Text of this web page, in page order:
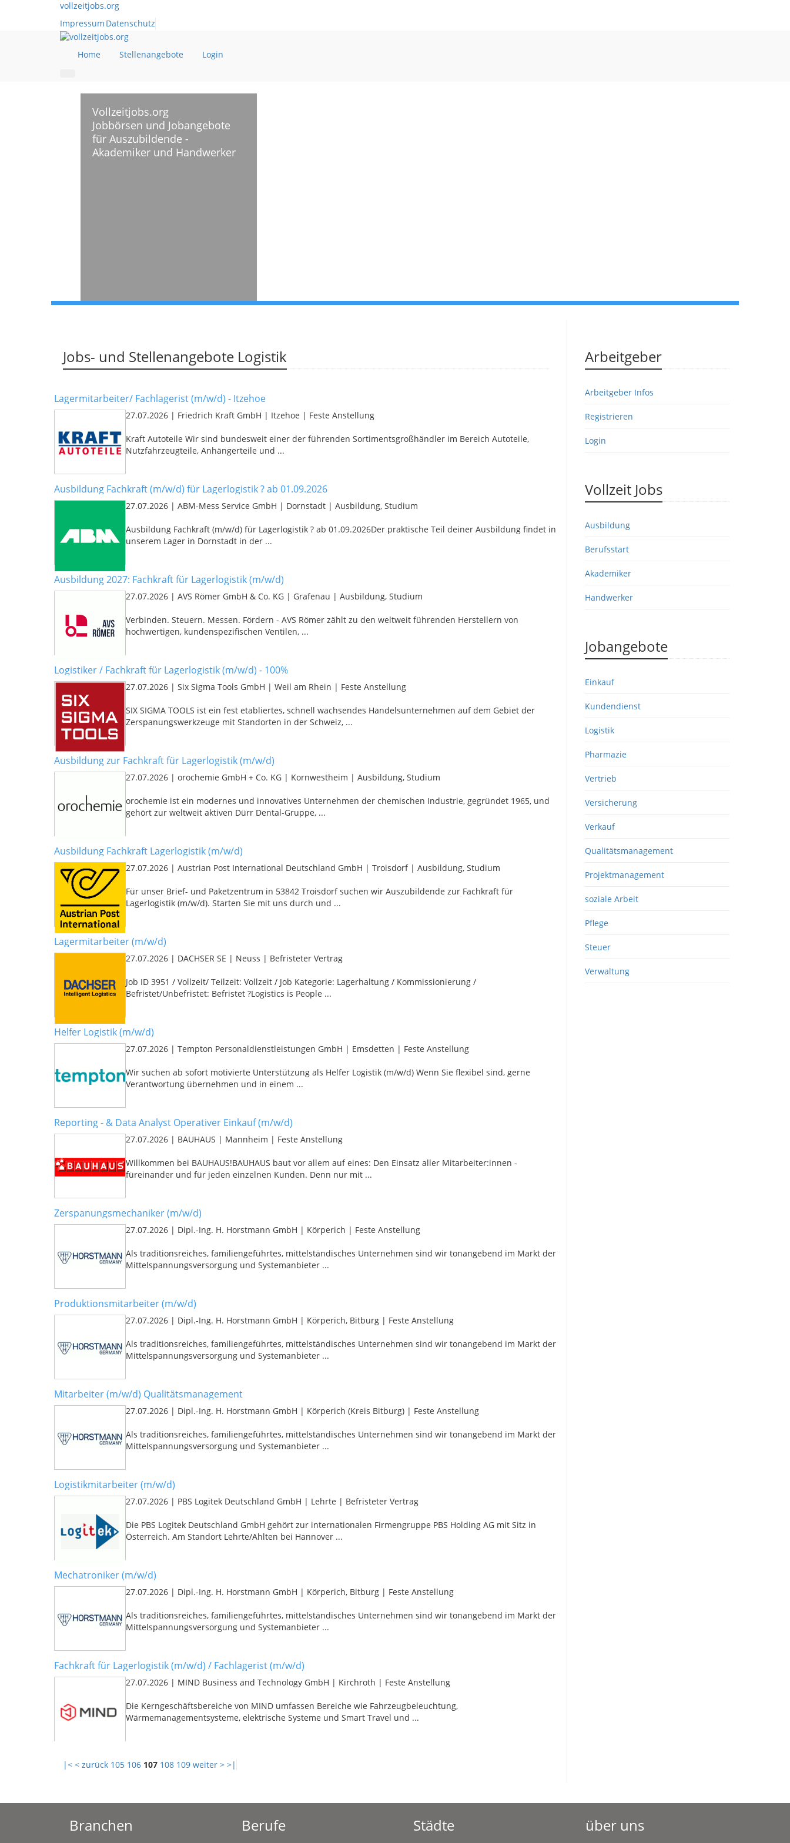
vollzeitjobs.org
Impressum Datenschutz
Home Stellenangebote Login
Vollzeitjobs.org
Jobbörsen und Jobangebote
für Auszubildende -
Akademiker und Handwerker
Jobs- und Stellenangebote Logistik
Lagermitarbeiter/ Fachlagerist (m/w/d) - Itzehoe
27.07.2026 | Friedrich Kraft GmbH | Itzehoe | Feste Anstellung
Kraft Autoteile Wir sind bundesweit einer der führenden Sortimentsgroßhändler im Bereich Autoteile,
Nutzfahrzeugteile, Anhängerteile und ...
Ausbildung Fachkraft (m/w/d) für Lagerlogistik ? ab 01.09.2026
27.07.2026 | ABM-Mess Service GmbH | Dornstadt | Ausbildung, Studium
Ausbildung Fachkraft (m/w/d) für Lagerlogistik ? ab 01.09.2026Der praktische Teil deiner Ausbildung findet in
unserem Lager in Dornstadt in der ...
Ausbildung 2027: Fachkraft für Lagerlogistik (m/w/d)
27.07.2026 | AVS Römer GmbH & Co. KG | Grafenau | Ausbildung, Studium
Verbinden. Steuern. Messen. Fördern - AVS Römer zählt zu den weltweit führenden Herstellern von
hochwertigen, kundenspezifischen Ventilen, ...
Logistiker / Fachkraft für Lagerlogistik (m/w/d) - 100%
27.07.2026 | Six Sigma Tools GmbH | Weil am Rhein | Feste Anstellung
SIX SIGMA TOOLS ist ein fest etabliertes, schnell wachsendes Handelsunternehmen auf dem Gebiet der
Zerspanungswerkzeuge mit Standorten in der Schweiz, ...
Ausbildung zur Fachkraft für Lagerlogistik (m/w/d)
27.07.2026 | orochemie GmbH + Co. KG | Kornwestheim | Ausbildung, Studium
orochemie ist ein modernes und innovatives Unternehmen der chemischen Industrie, gegründet 1965, und
gehört zur weltweit aktiven Dürr Dental-Gruppe, ...
Ausbildung Fachkraft Lagerlogistik (m/w/d)
27.07.2026 | Austrian Post International Deutschland GmbH | Troisdorf | Ausbildung, Studium
Für unser Brief- und Paketzentrum in 53842 Troisdorf suchen wir Auszubildende zur Fachkraft für
Lagerlogistik (m/w/d). Starten Sie mit uns durch und ...
Lagermitarbeiter (m/w/d)
27.07.2026 | DACHSER SE | Neuss | Befristeter Vertrag
Job ID 3951 / Vollzeit/ Teilzeit: Vollzeit / Job Kategorie: Lagerhaltung / Kommissionierung /
Befristet/Unbefristet: Befristet ?Logistics is People ...
Helfer Logistik (m/w/d)
27.07.2026 | Tempton Personaldienstleistungen GmbH | Emsdetten | Feste Anstellung
Wir suchen ab sofort motivierte Unterstützung als Helfer Logistik (m/w/d) Wenn Sie flexibel sind, gerne
Verantwortung übernehmen und in einem ...
Reporting - & Data Analyst Operativer Einkauf (m/w/d)
27.07.2026 | BAUHAUS | Mannheim | Feste Anstellung
Willkommen bei BAUHAUS!BAUHAUS baut vor allem auf eines: Den Einsatz aller Mitarbeiter:innen -
füreinander und für jeden einzelnen Kunden. Denn nur mit ...
Zerspanungsmechaniker (m/w/d)
27.07.2026 | Dipl.-Ing. H. Horstmann GmbH | Körperich | Feste Anstellung
Als traditionsreiches, familiengeführtes, mittelständisches Unternehmen sind wir tonangebend im Markt der
Mittelspannungsversorgung und Systemanbieter ...
Produktionsmitarbeiter (m/w/d)
27.07.2026 | Dipl.-Ing. H. Horstmann GmbH | Körperich, Bitburg | Feste Anstellung
Als traditionsreiches, familiengeführtes, mittelständisches Unternehmen sind wir tonangebend im Markt der
Mittelspannungsversorgung und Systemanbieter ...
Mitarbeiter (m/w/d) Qualitätsmanagement
27.07.2026 | Dipl.-Ing. H. Horstmann GmbH | Körperich (Kreis Bitburg) | Feste Anstellung
Als traditionsreiches, familiengeführtes, mittelständisches Unternehmen sind wir tonangebend im Markt der
Mittelspannungsversorgung und Systemanbieter ...
Logistikmitarbeiter (m/w/d)
27.07.2026 | PBS Logitek Deutschland GmbH | Lehrte | Befristeter Vertrag
Die PBS Logitek Deutschland GmbH gehört zur internationalen Firmengruppe PBS Holding AG mit Sitz in
Österreich. Am Standort Lehrte/Ahlten bei Hannover ...
Mechatroniker (m/w/d)
27.07.2026 | Dipl.-Ing. H. Horstmann GmbH | Körperich, Bitburg | Feste Anstellung
Als traditionsreiches, familiengeführtes, mittelständisches Unternehmen sind wir tonangebend im Markt der
Mittelspannungsversorgung und Systemanbieter ...
Fachkraft für Lagerlogistik (m/w/d) / Fachlagerist (m/w/d)
27.07.2026 | MIND Business and Technology GmbH | Kirchroth | Feste Anstellung
Die Kerngeschäftsbereiche von MIND umfassen Bereiche wie Fahrzeugbeleuchtung,
Wärmemanagementsysteme, elektrische Systeme und Smart Travel und ...
|< < zurück 105 106 107 108 109 weiter > >|
Arbeitgeber
Arbeitgeber Infos
Registrieren
Login
Vollzeit Jobs
Ausbildung
Berufsstart
Akademiker
Handwerker
Jobangebote
Einkauf
Kundendienst
Logistik
Pharmazie
Vertrieb
Versicherung
Verkauf
Qualitätsmanagement
Projektmanagement
soziale Arbeit
Pflege
Steuer
Verwaltung
Branchen Berufe Städte über uns